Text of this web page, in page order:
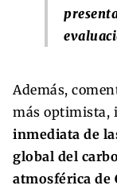
Además,
más optimista,
inmediata de
global del
atmosférica de